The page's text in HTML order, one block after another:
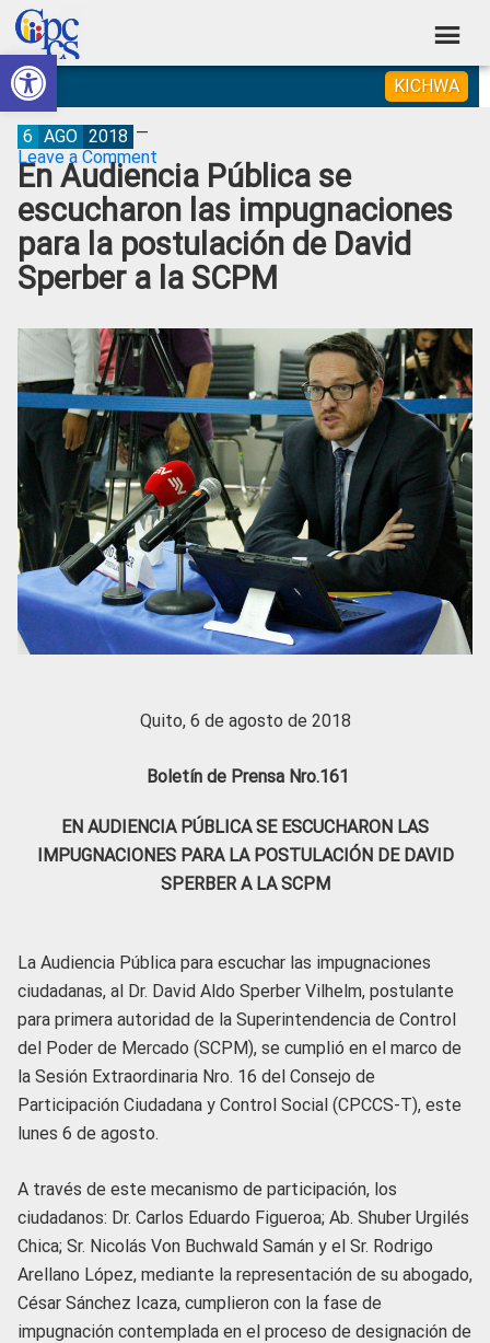
Abrir barra de herramientas
Skip
to
primary
navigation
Skip
to
main
content
Skip
to
primary
sidebar
Skip
to
footer
Consejo
de
Participación
Ciudadana
Control
Social
Construyendo
Poder
Ciudadano
KICHWA
En Audiencia Pública se
escucharon las impugnaciones
para la postulación de David
Sperber a la SCPM
6 AGO 2018
Leave a Comment
Quito, 6 de agosto de 2018
Boletín de Prensa Nro.161
EN AUDIENCIA PÚBLICA SE ESCUCHARON LAS
IMPUGNACIONES PARA LA POSTULACIÓN DE DAVID
SPERBER A LA SCPM
La Audiencia Pública para escuchar las impugnaciones
ciudadanas, al Dr. David Aldo Sperber Vilhelm, postulante
para primera autoridad de la Superintendencia de Control
del Poder de Mercado (SCPM), se cumplió en el marco de
la Sesión Extraordinaria Nro. 16 del Consejo de
Participación Ciudadana y Control Social (CPCCS-T), este
lunes 6 de agosto.
A través de este mecanismo de participación, los
ciudadanos: Dr. Carlos Eduardo Figueroa; Ab. Shuber Urgilés
Chica; Sr. Nicolás Von Buchwald Samán y el Sr. Rodrigo
Arellano López, mediante la representación de su abogado,
César Sánchez Icaza, cumplieron con la fase de
impugnación contemplada en el proceso de designación de